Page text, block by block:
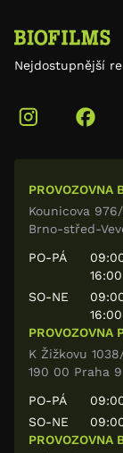
Nejdostupnější
PROVOZOVNA
Kounicova
Brno-střed-
PO-PÁ
SO-NE
PROVOZOVNA
K Žižkovu
190 00 Praha 9
PO-PÁ
SO-NE
PROVOZOVNA